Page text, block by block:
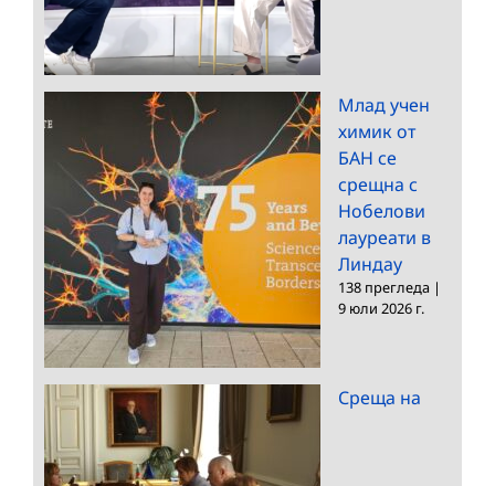
Млад учен
химик от
БАН се
срещна с
Нобелови
лауреати в
Линдау
138 прегледа |
9 юли 2026 г.
Среща на